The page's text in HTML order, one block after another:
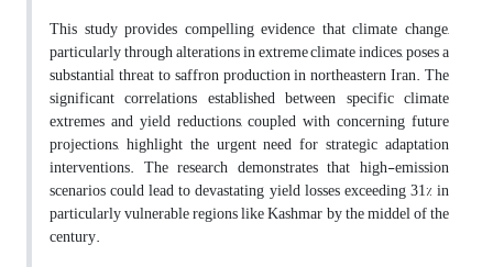
This study provides compelling evidence that climate change,
particularly through alterations in extreme climate indices, poses a
substantial threat to saffron production in northeastern Iran. The
significant correlations established between specific climate
extremes and yield reductions, coupled with concerning future
projections, highlight the urgent need for strategic adaptation
interventions. The research demonstrates that high-emission
scenarios could lead to devastating yield losses exceeding 31% in
particularly vulnerable regions like Kashmar by the middel of the
century.